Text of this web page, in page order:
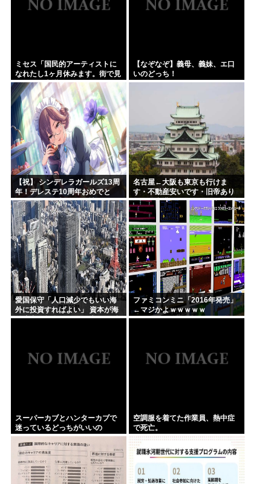
ミセス「国民的アーティストに
なれたし1ヶ月休みます。街で見
かけても声掛けないでね」
【なぞなぞ】義母、義妹、エ口
いのどっち！
【祝】 シンデレラガールズ13周
年！デレステ10周年おめでと
う！ガチャ更新SSR八神マキ
ノ・イベントSRイヴ、SR望月
聖！
名古屋←大阪も東京も行けま
す・不動産安いです・旧帝あり
ます・空港あります 不人気な理
由
愛国保守「人口減少でもいい海
外に投資すればよい」 資本が海
外流出し賃金もGDPも上がらず
ファミコンミニ「2016年発売」
←マジかよｗｗｗｗｗ
スーパーカブとハンターカブで
迷っているどっちがいいの
空調服を着てた作業員、熱中症
で死亡。